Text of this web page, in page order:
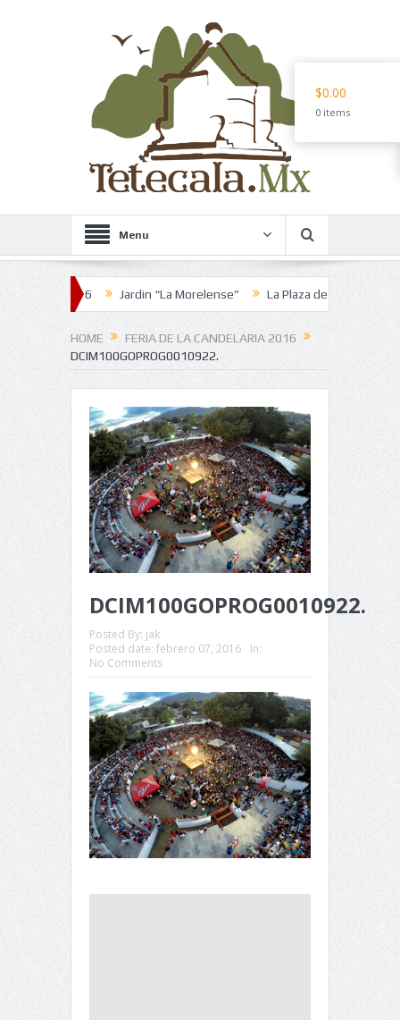
Menu
2016 Jardin “La Morelense” La Plaza de los Martes
HOME
FERIA DE LA CANDELARIA 2016
DCIM100GOPROG0010922.
DCIM100GOPROG0010922.
Posted By: jak
Posted date: febrero 07, 2016
In:
No Comments
$0.00
0 items